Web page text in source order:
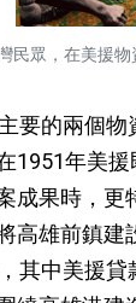
民眾，在美援
要的兩個
1951年美
成果時，
高雄前鎮
其中美援